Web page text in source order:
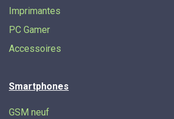
Imprimantes
PC Gamer
Accessoires
Smartphones
GSM neuf